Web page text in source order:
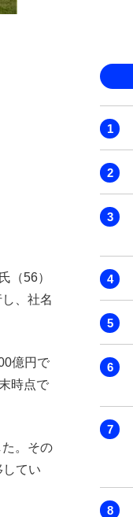
（56）
、社名
億円で
時点で
。その
てい